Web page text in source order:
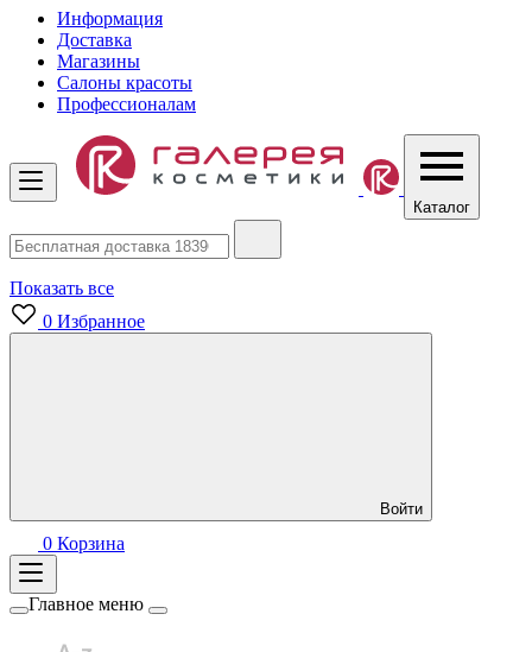
Информация
Доставка
Магазины
Салоны красоты
Профессионалам
Каталог
Показать все
0 Избранное
Войти
0 Корзина
Главное меню